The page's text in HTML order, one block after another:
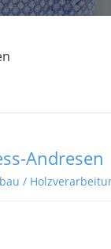
Andresen
/